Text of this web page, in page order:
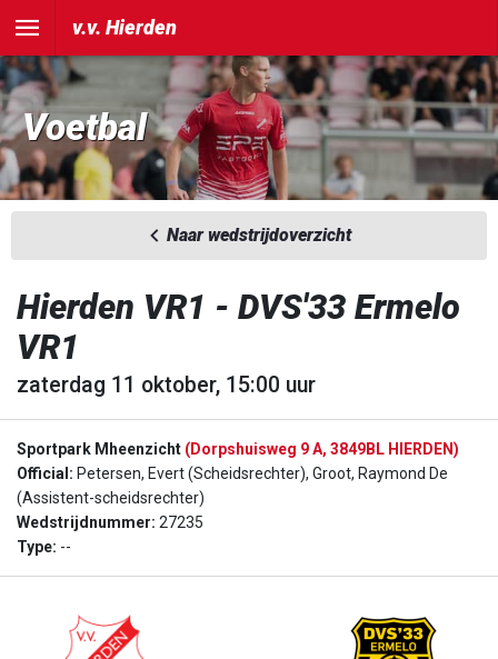
v.v. Hierden
Voetbal
Naar wedstrijdoverzicht
Hierden VR1 - DVS'33 Ermelo
VR1
zaterdag 11 oktober, 15:00 uur
Sportpark Mheenzicht (Dorpshuisweg 9 A, 3849BL HIERDEN)
Official: Petersen, Evert (Scheidsrechter), Groot, Raymond De
(Assistent-scheidsrechter)
Wedstrijdnummer: 27235
Type: --